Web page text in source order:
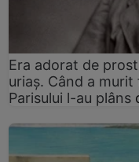
Era adorat de
uriaș. Când a
Parisului l-au plâns